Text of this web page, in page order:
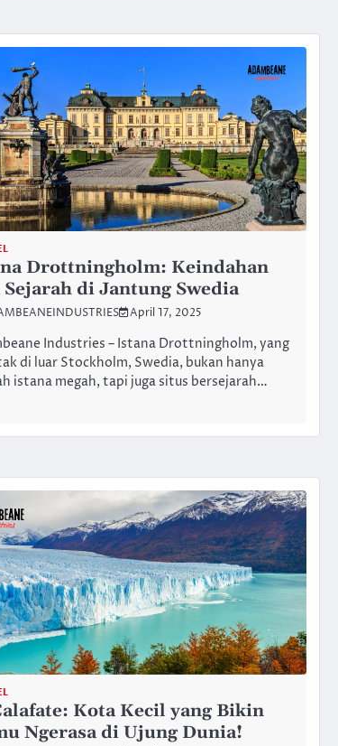
Drottningholm: Keindahan
Sejarah di Jantung Swedia
April 17, 2025
Industries – Istana Drottningholm, yang
di luar Stockholm, Swedia, bukan hanya
istana megah, tapi juga situs bersejarah…
Kota Kecil yang Bikin
Ngerasa di Ujung Dunia!